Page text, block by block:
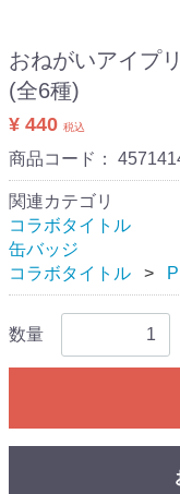
おねがいアイプ
(全6種)
¥ 440 税込
商品コード：
関連カテゴリ
コラボタイトル
缶バッジ
コラボタイトル
数量